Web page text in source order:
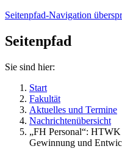
Seitenpfad-Navigation
Seitenpfad
Sie sind hier:
Start
Fakultät
Aktuelles und Termine
Nachrichtenübersicht
„FH Personal“:
Gewinnung und